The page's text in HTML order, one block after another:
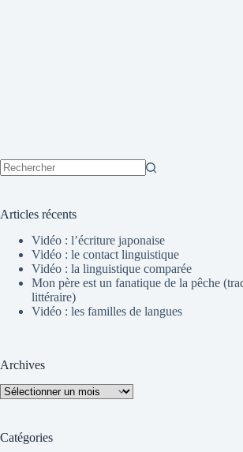
Articles récents
Vidéo : l’écriture japonaise
Vidéo : le contact linguistique
Vidéo : la linguistique comparée
Mon père est un fanatique de la pêche
littéraire)
Vidéo : les familles de langues
Archives
Archives
Catégories